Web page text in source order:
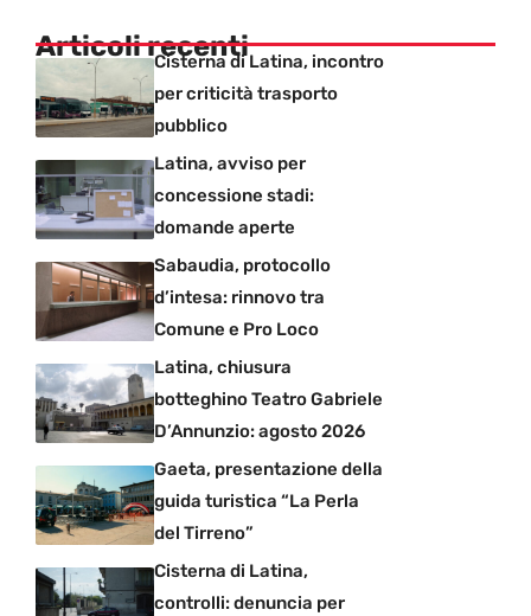
Articoli recentiCisterna di Latina, incontro
per criticità trasporto
pubblico
Latina, avviso per
concessione stadi:
domande aperte
Sabaudia, protocollo
d’intesa: rinnovo tra
Comune e Pro Loco
Latina, chiusura
botteghino Teatro Gabriele
D’Annunzio: agosto 2026
Gaeta, presentazione della
guida turistica “La Perla
del Tirreno”
Cisterna di Latina,
controlli: denuncia per